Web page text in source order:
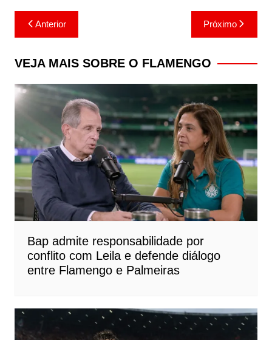
Navegação
de
Post
Anterior Próximo
VEJA MAIS SOBRE O FLAMENGO
Bap admite responsabilidade por
conflito com Leila e defende diálogo
entre Flamengo e Palmeiras